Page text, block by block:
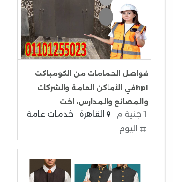
فواصل الحمامات من الكومباكت
hplفي الأماكن العامة والشركات
والمصانع والمدارس، اخت
1 جنية م القاهرة
خدمات عامة
اليوم